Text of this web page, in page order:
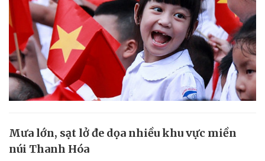
Mưa lớn, sạt lở đe dọa nhiều khu vực miền
núi Thanh Hóa